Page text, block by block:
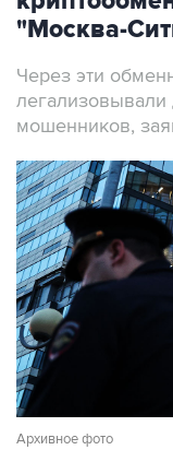
"Москва-
Через эти
мошенников,
Архивное фото